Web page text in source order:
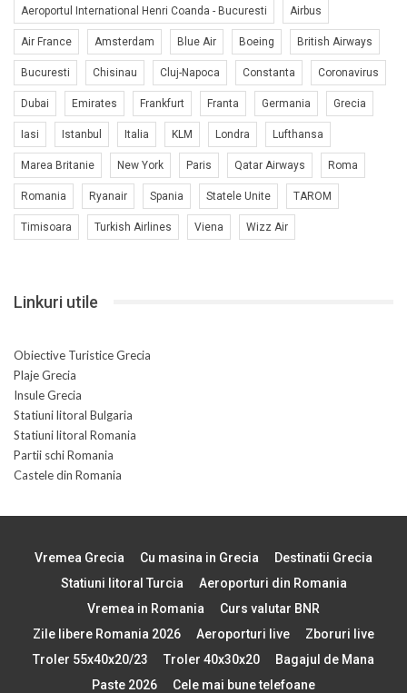
Aeroportul International Henri Coanda - Bucuresti Airbus
Air France Amsterdam Blue Air Boeing British Airways
Bucuresti Chisinau Cluj-Napoca Constanta Coronavirus
Dubai Emirates Frankfurt Franta Germania Grecia
Iasi Istanbul Italia KLM Londra Lufthansa
Marea Britanie New York Paris Qatar Airways Roma
Romania Ryanair Spania Statele Unite TAROM
Timisoara Turkish Airlines Viena Wizz Air
Linkuri utile
Obiective Turistice Grecia
Plaje Grecia
Insule Grecia
Statiuni litoral Bulgaria
Statiuni litoral Romania
Partii schi Romania
Castele din Romania
Vremea Grecia Cu masina in Grecia
Destinatii Grecia
Statiuni litoral Turcia
Aeroporturi din Romania
Vremea in Romania
Curs valutar BNR
Zile libere Romania 2026
Aeroporturi live
Zboruri live
Troler 55x40x20/23
Troler 40x30x20
Bagajul de Mana
Paste 2026
Cele mai bune telefoane